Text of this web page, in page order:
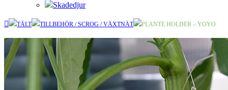
Skadedjur
TÄLT TILLBEHÖR / SCROG / VÄXTNÄT PLANTE HOLDER – YOYO